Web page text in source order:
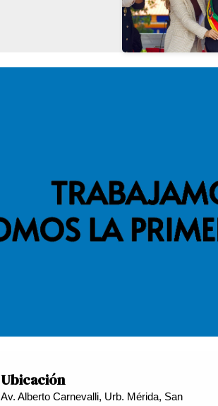
Ubicación
Av. Alberto Carnevalli, Urb. Mérida, San